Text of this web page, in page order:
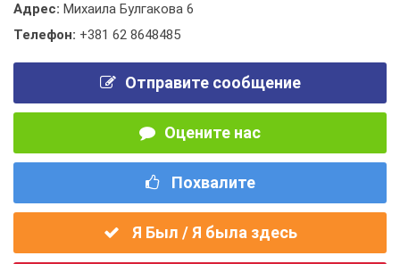
Адрес: Михаила Булгакова 6
Телефон: +381 62 8648485
Отправите сообщение
Оцените нас
Похвалите
Я Был / Я была здесь